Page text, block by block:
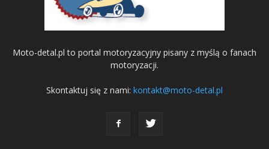
Moto-detal.pl to portal motoryzacyjny pisany z myślą o fanach
motoryzacji.
Skontaktuj się z nami: kontakt@moto-detal.pl